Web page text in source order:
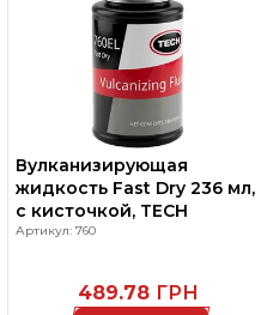
Вулканизирующая
жидкость Fast Dry 236 мл,
с кисточкой, TECH
Артикул: 760
489.78 ГРН